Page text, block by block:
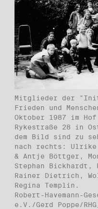
Mitglieder der
Frieden und
Oktober 1987 im
Rykestraße 28 in
dem Bild sind zu
nach rechts: Ulrike
& Antje Böttger,
Stephan Bickhardt,
Rainer Dietrich,
Regina Templin.
Robert-Havemann-
e.V./Gerd Poppe/